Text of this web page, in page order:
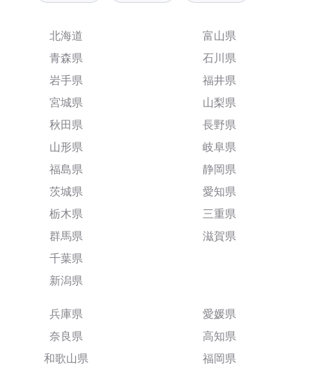
北海道
青森県
岩手県
宮城県
秋田県
山形県
福島県
茨城県
栃木県
群馬県
千葉県
新潟県
富山県
石川県
福井県
山梨県
長野県
岐阜県
静岡県
愛知県
三重県
滋賀県
兵庫県
奈良県
和歌山県
愛媛県
高知県
福岡県